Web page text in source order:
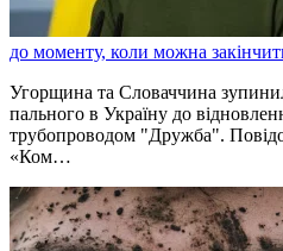
до моменту, коли можна
Угорщина та Словаччина
пального в Україну до
трубопроводом "Дружба".
«Ком…